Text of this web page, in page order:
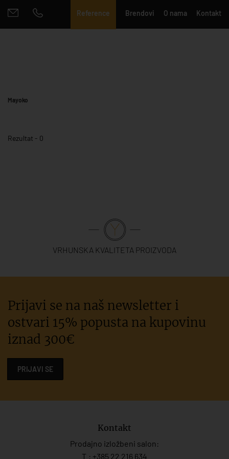
Reference Brendovi O nama Kontakt
Mayoko
Rezultat - 0
VRHUNSKA KVALITETA PROIZVODA
Prijavi se na naš newsletter i
ostvari 15% popusta na kupovinu
iznad 300€
PRIJAVI SE
Kontakt
Prodajno izložbeni salon:
T.: +385 22 216 634